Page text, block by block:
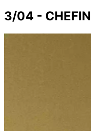
3/04 - CHEFIN